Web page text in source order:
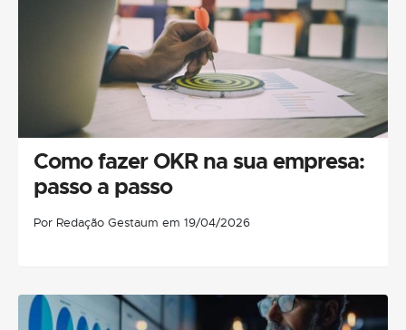
Como fazer OKR na sua empresa:
passo a passo
Por Redação Gestaum em 19/04/2026